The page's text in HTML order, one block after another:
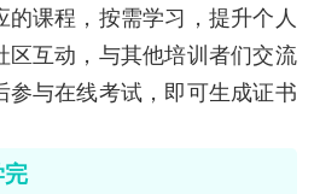
课程，按需学习，提升个人
区互动，与其他培训者们交流
参与在线考试，即可生成证书